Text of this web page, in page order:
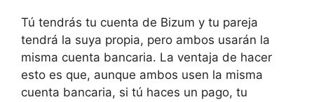
Tú tendrás tu cuenta de Bizum y tu pareja
tendrá la suya propia, pero ambos usarán la
misma cuenta bancaria. La ventaja de hacer
esto es que, aunque ambos usen la misma
cuenta bancaria, si tú haces un pago, tu